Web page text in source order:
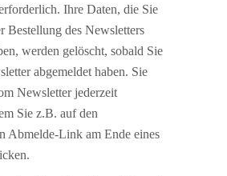
Ihre Daten, die Sie
Bestellung des Newsletters
werden gelöscht, sobald Sie
abgemeldet haben. Sie
Newsletter jederzeit
Sie z.B. auf den
Abmelde-Link am Ende eines